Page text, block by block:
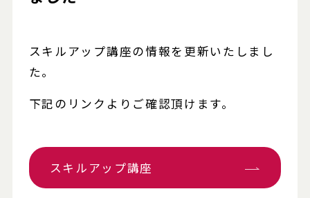
スキルアップ講座の情報を更新いたしまし
た。
下記のリンクよりご確認頂けます。
スキルアップ講座